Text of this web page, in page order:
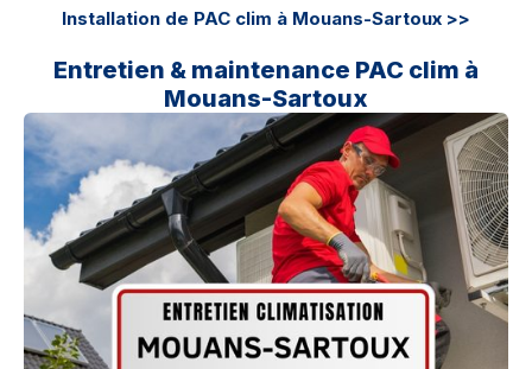
Installation de PAC clim à Mouans-Sartoux >>
Entretien & maintenance PAC clim à
Mouans-Sartoux